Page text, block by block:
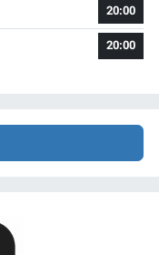
20:00
20:00